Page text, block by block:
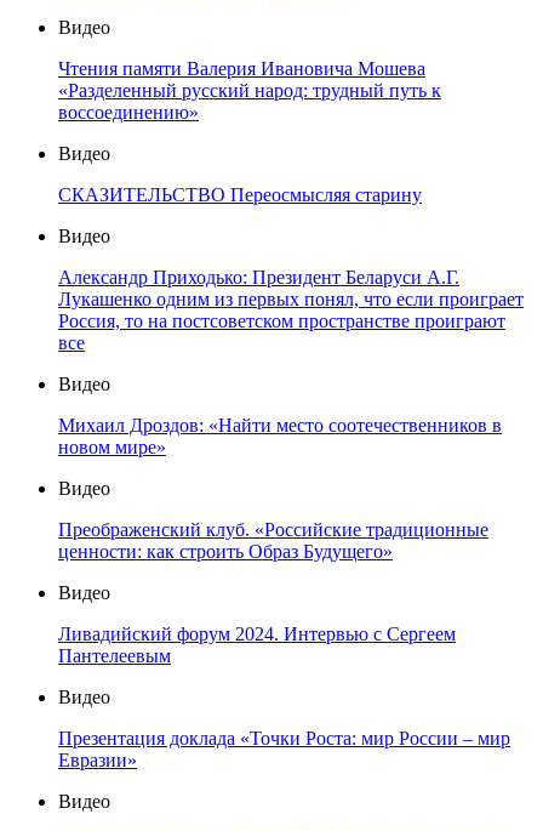
Видео
Чтения памяти Валерия Ивановича Мошева
«Разделенный русский народ: трудный путь к
воссоединению»
Видео
СКАЗИТЕЛЬСТВО Переосмысляя старину
Видео
Александр Приходько: Президент Беларуси А.Г.
Лукашенко одним из первых понял, что если проиграет
Россия, то на постсоветском пространстве проиграют
все
Видео
Михаил Дроздов: «Найти место соотечественников в
новом мире»
Видео
Преображенский клуб. «Российские традиционные
ценности: как строить Образ Будущего»
Видео
Ливадийский форум 2024. Интервью с Сергеем
Пантелеевым
Видео
Презентация доклада «Точки Роста: мир России – мир
Евразии»
Видео